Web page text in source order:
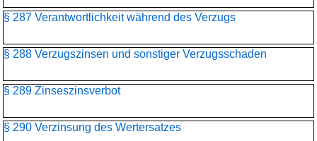
§ 287 Verantwortlichkeit während des Verzugs
§ 288 Verzugszinsen und sonstiger Verzugsschaden
§ 289 Zinseszinsverbot
§ 290 Verzinsung des Wertersatzes